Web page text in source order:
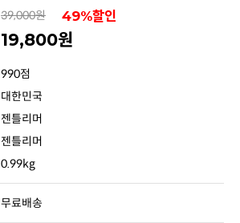
39,000원 49%할인
19,800원
990점
대한민국
젠틀리머
젠틀리머
0.99kg
무료배송